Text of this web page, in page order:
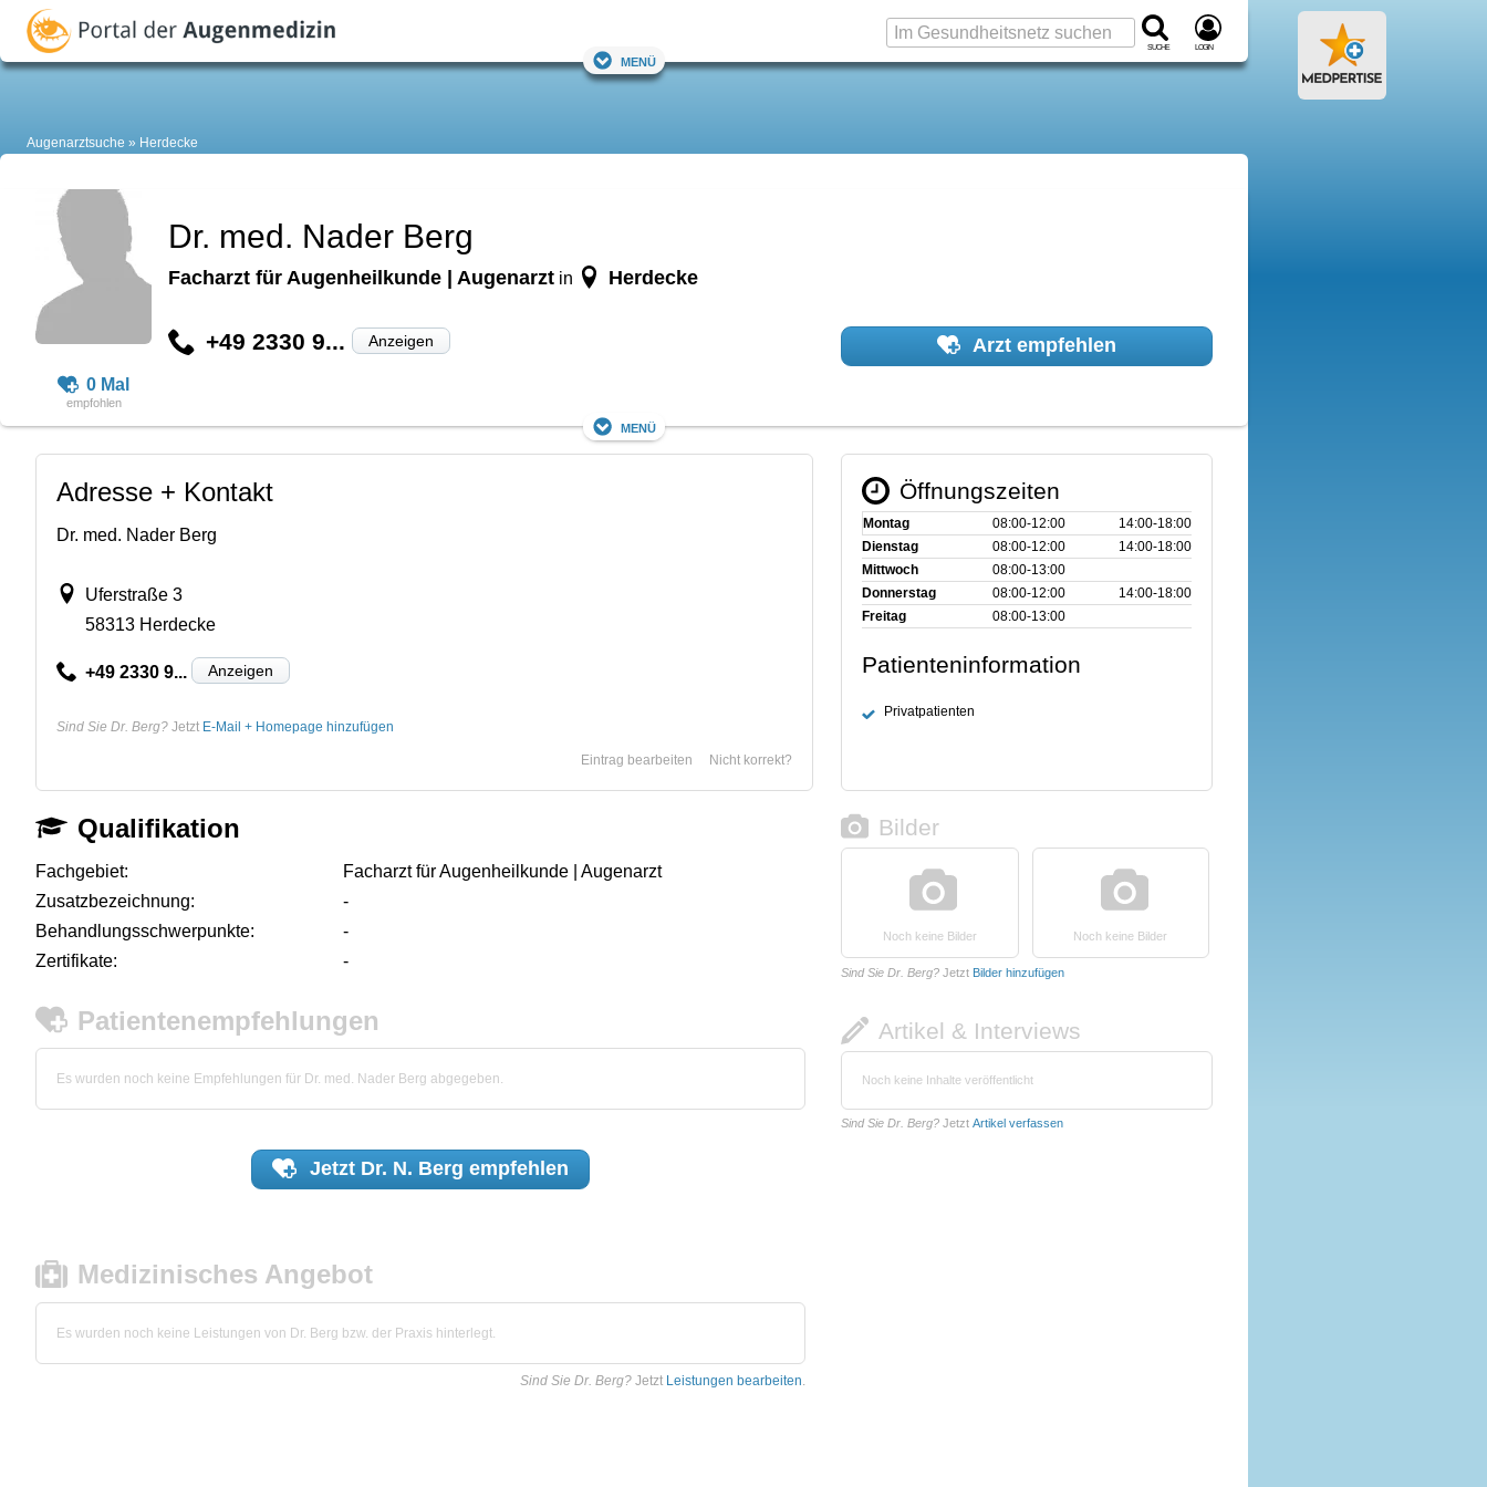
Suche Login
Menü
Augenarztsuche Herdecke
0 Mal
Dr. med. Nader Berg
Facharzt für Augenheilkunde | Augenarzt in Herdecke
+49 2330 9... Anzeigen Arzt empfehlen
Menü
Adresse + Kontakt
Dr. med. Nader Berg
Uferstraße 3
58313 Herdecke
+49 2330 9... Anzeigen
Sind Sie Dr. Berg? Jetzt E-Mail + Homepage hinzufügen
Nicht korrekt?
Eintrag bearbeiten
Öffnungszeiten
Montag 08:00‑12:00
14:00‑18:00
Dienstag
08:00‑12:00
14:00‑18:00
Mittwoch
08:00‑13:00
Donnerstag
08:00‑12:00
14:00‑18:00
Freitag
08:00‑13:00
Patienteninformation
Privatpatienten
Qualifikation
Fachgebiet:
Facharzt für Augenheilkunde | Augenarzt
Zusatzbezeichnung:
-
Behandlungsschwerpunkte:
-
Zertifikate:
-
Patientenempfehlungen
Es wurden noch keine Empfehlungen für Dr. med. Nader Berg abgegeben.
Jetzt Dr. N. Berg empfehlen
Medizinisches Angebot
Es wurden noch keine Leistungen von Dr. Berg bzw. der Praxis hinterlegt.
Sind Sie Dr. Berg? Jetzt Leistungen bearbeiten.
Bilder
Noch keine Bilder Noch keine Bilder
Sind Sie Dr. Berg? Jetzt Bilder hinzufügen
Artikel & Interviews
Noch keine Inhalte veröffentlicht
Sind Sie Dr. Berg? Jetzt Artikel verfassen